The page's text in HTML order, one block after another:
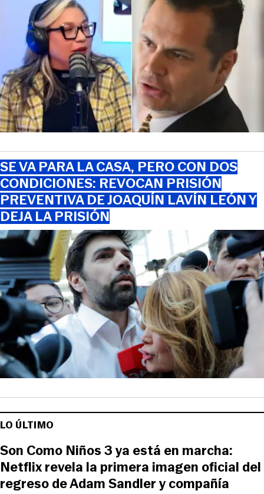
SE VA PARA LA CASA, PERO CON DOS
CONDICIONES: REVOCAN PRISIÓN
PREVENTIVA DE JOAQUÍN LAVÍN LEÓN Y
DEJA LA PRISIÓN
LO ÚLTIMO
Son Como Niños 3 ya está en marcha:
Netflix revela la primera imagen oficial del
regreso de Adam Sandler y compañía